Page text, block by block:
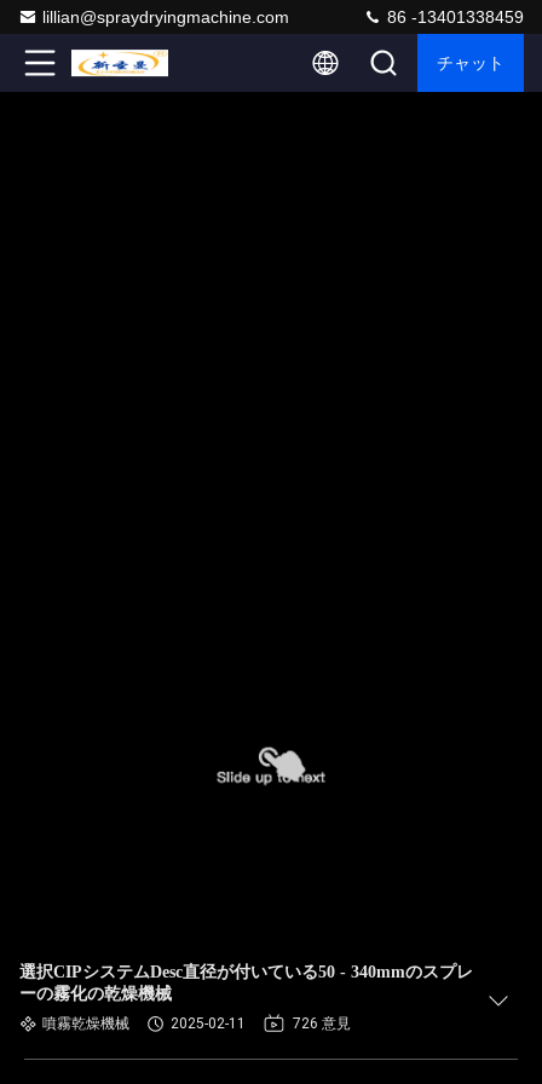
lillian@spraydryingmachine.com 86 -13401338459
チャット
選択CIPシステムDesc直径が付いている50 - 340mmのスプレ
ーの霧化の乾燥機械
噴霧乾燥機械 2025-02-11 726 意見